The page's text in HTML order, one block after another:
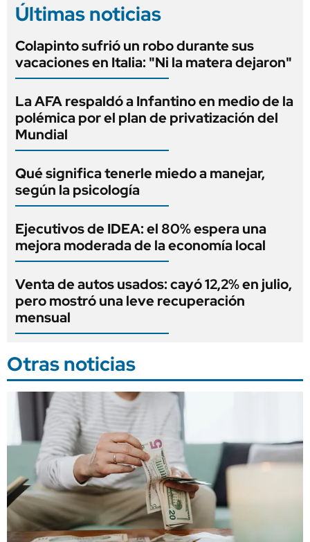
Últimas noticias
Colapinto sufrió un robo durante sus
vacaciones en Italia: "Ni la matera dejaron"
La AFA respaldó a Infantino en medio de la
polémica por el plan de privatización del
Mundial
Qué significa tenerle miedo a manejar,
según la psicología
Ejecutivos de IDEA: el 80% espera una
mejora moderada de la economía local
Venta de autos usados: cayó 12,2% en julio,
pero mostró una leve recuperación
mensual
Otras noticias